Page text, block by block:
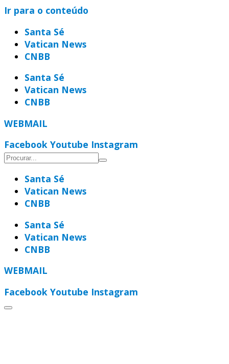
Ir para o conteúdo
Santa Sé
Vatican News
CNBB
Santa Sé
Vatican News
CNBB
WEBMAIL
Facebook Youtube Instagram
Santa Sé
Vatican News
CNBB
Santa Sé
Vatican News
CNBB
WEBMAIL
Facebook Youtube Instagram